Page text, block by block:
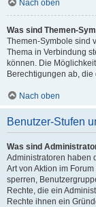
Nach oben
Was sind Themen-
Themen-Symbole sind
Thema in Verbindung
können. Die
Berechtigungen ab,
Nach oben
Benutzer-Stufen
Was sind
Administratoren haben
Art von Aktion im
sperren,
Rechte, die ein
Rechte ihnen ein